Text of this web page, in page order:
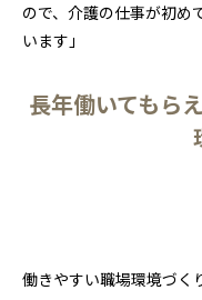
ので、介護の仕事が初め
います」
長年働いてもら
働きやすい職場環境づく